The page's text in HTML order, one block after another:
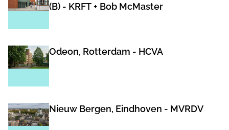
(B) - KRFT + Bob McMaster
Odeon, Rotterdam - HCVA
Nieuw Bergen, Eindhoven - MVRDV